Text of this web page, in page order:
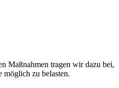
Maßnahmen tragen wir dazu bei,
zu belasten.